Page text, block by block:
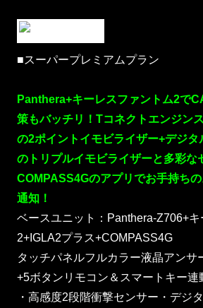
■スーパープレミアムプラン
Panthera+キーレスファントム2で
策もバッチリ！Tコネクトエンジン
の2ポイントイモビライザー+デジタ
のトリプルイモビライザーと多彩な
COMPASS4Gのアプリでお手持ち
通知！
ベースユニット：Panthera-Z706+
2+IGLA2プラス+COMPASS4G
タッチパネルフルカラー液晶アンサ
+5ボタンリモコン＆スマートキー連
・高感度2段階衝撃センサー・デジ